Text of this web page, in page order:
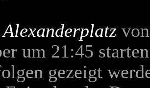
um 21:45
gezeigt